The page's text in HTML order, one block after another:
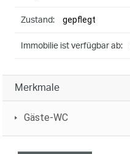
Zustand: gepflegt
Immobilie ist verfügbar ab:
Merkmale
Gäste-WC